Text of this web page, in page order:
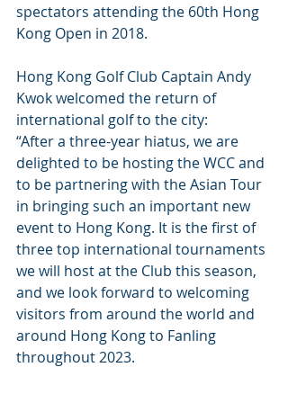
spectators attending the 60th Hong
Kong Open in 2018.
Hong Kong Golf Club Captain Andy
Kwok welcomed the return of
international golf to the city:
“After a three-year hiatus, we are
delighted to be hosting the WCC and
to be partnering with the Asian Tour
in bringing such an important new
event to Hong Kong. It is the first of
three top international tournaments
we will host at the Club this season,
and we look forward to welcoming
visitors from around the world and
around Hong Kong to Fanling
throughout 2023.